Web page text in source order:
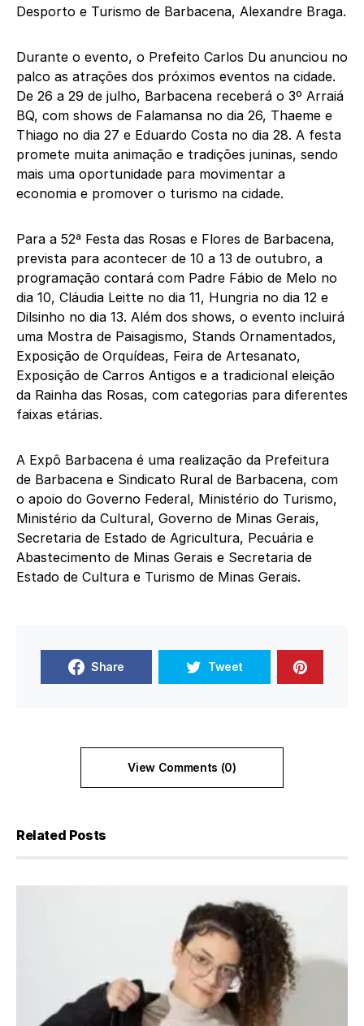
Desporto e Turismo de Barbacena, Alexandre Braga.
Durante o evento, o Prefeito Carlos Du anunciou no
palco as atrações dos próximos eventos na cidade.
De 26 a 29 de julho, Barbacena receberá o 3º Arraiá
BQ, com shows de Falamansa no dia 26, Thaeme e
Thiago no dia 27 e Eduardo Costa no dia 28. A festa
promete muita animação e tradições juninas, sendo
mais uma oportunidade para movimentar a
economia e promover o turismo na cidade.
Para a 52ª Festa das Rosas e Flores de Barbacena,
prevista para acontecer de 10 a 13 de outubro, a
programação contará com Padre Fábio de Melo no
dia 10, Cláudia Leitte no dia 11, Hungria no dia 12 e
Dilsinho no dia 13. Além dos shows, o evento incluirá
uma Mostra de Paisagismo, Stands Ornamentados,
Exposição de Orquídeas, Feira de Artesanato,
Exposição de Carros Antigos e a tradicional eleição
da Rainha das Rosas, com categorias para diferentes
faixas etárias.
A Expô Barbacena é uma realização da Prefeitura
de Barbacena e Sindicato Rural de Barbacena, com
o apoio do Governo Federal, Ministério do Turismo,
Ministério da Cultural, Governo de Minas Gerais,
Secretaria de Estado de Agricultura, Pecuária e
Abastecimento de Minas Gerais e Secretaria de
Estado de Cultura e Turismo de Minas Gerais.
Share Tweet
View Comments (0)
Related Posts